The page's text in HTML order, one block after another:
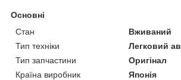
Основні
Стан
Вживаний
Тип техніки
Легковий
Тип запчастини
Оригінал
Країна виробник
Японія